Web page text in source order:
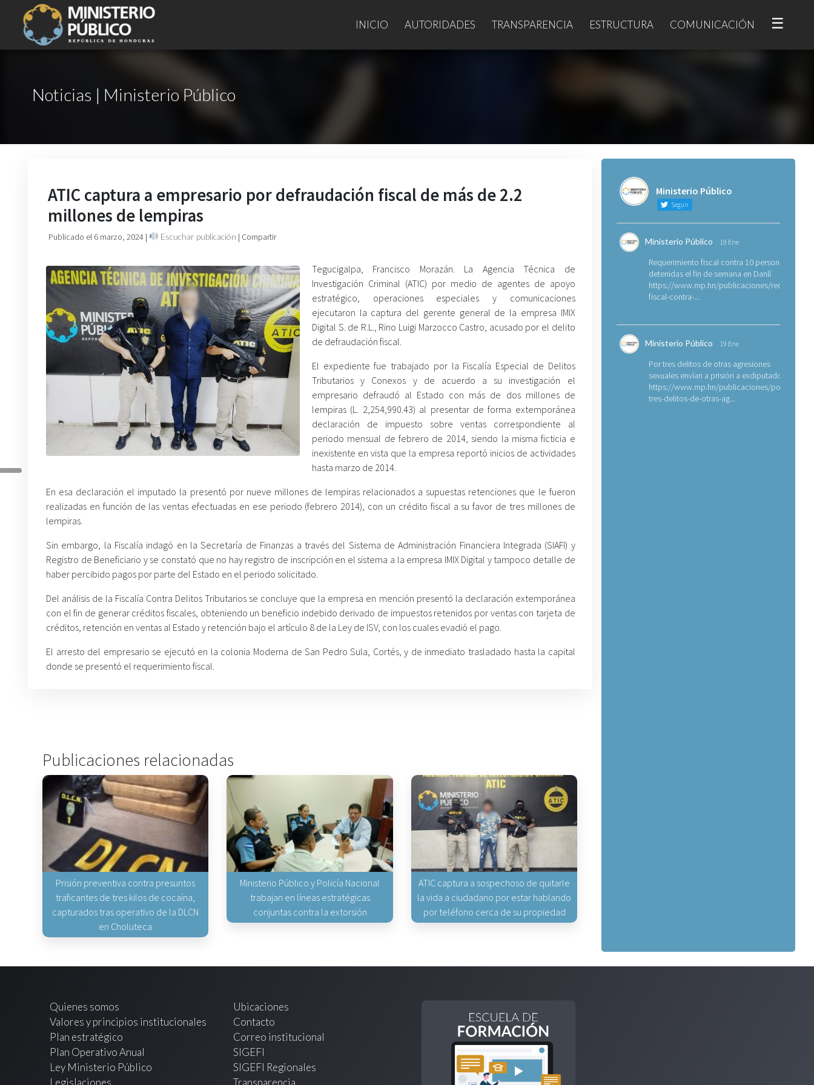
INICIO AUTORIDADES TRANSPARENCIA ESTRUCTURA COMUNICACIÓN ☰
Noticias | Ministerio Público
ATIC captura a empresario por defraudación fiscal de más de 2.2
millones de lempiras
Publicado el 6 marzo, 2024 | Escuchar publicación | Compartir
Tegucigalpa, Francisco Morazán. La Agencia Técnica de
Investigación Criminal (ATIC) por medio de agentes de apoyo
estratégico, operaciones especiales y comunicaciones
ejecutaron la captura del gerente general de la empresa IMIX
Digital S. de R.L., Rino Luigi Marzocco Castro, acusado por el delito
de defraudación fiscal.
El expediente fue trabajado por la Fiscalía Especial de Delitos
Tributarios y Conexos y de acuerdo a su investigación el
empresario defraudó al Estado con más de dos millones de
lempiras (L. 2,254,990.43) al presentar de forma extemporánea
declaración de impuesto sobre ventas correspondiente al
periodo mensual de febrero de 2014, siendo la misma ficticia e
inexistente en vista que la empresa reportó inicios de actividades
hasta marzo de 2014.
En esa declaración el imputado la presentó por nueve millones de lempiras relacionados a supuestas retenciones que le fueron
realizadas en función de las ventas efectuadas en ese periodo (febrero 2014), con un crédito fiscal a su favor de tres millones de
lempiras.
Sin embargo, la Fiscalía indagó en la Secretaría de Finanzas a través del Sistema de Administración Financiera Integrada (SIAFI) y
Registro de Beneficiario y se constató que no hay registro de inscripción en el sistema a la empresa IMIX Digital y tampoco detalle de
haber percibido pagos por parte del Estado en el periodo solicitado.
Del análisis de la Fiscalía Contra Delitos Tributarios se concluye que la empresa en mención presentó la declaración extemporánea
con el fin de generar créditos fiscales, obteniendo un beneficio indebido derivado de impuestos retenidos por ventas con tarjeta de
créditos, retención en ventas al Estado y retención bajo el artículo 8 de la Ley de ISV, con los cuales evadió el pago.
El arresto del empresario se ejecutó en la colonia Moderna de San Pedro Sula, Cortés, y de inmediato trasladado hasta la capital
donde se presentó el requerimiento fiscal.
Publicaciones relacionadas
Prisión preventiva contra presuntos
traficantes de tres kilos de cocaína,
capturados tras operativo de la DLCN
en Choluteca
Ministerio Público y Policía Nacional
trabajan en líneas estratégicas
conjuntas contra la extorsión
ATIC captura a sospechoso de quitarle
la vida a ciudadano por estar hablando
por teléfono cerca de su propiedad
Ministerio Público
Seguir
Ministerio Público 19 Ene
Requerimiento fiscal contra 10 personas
detenidas el fin de semana en Danlí
https://www.mp.hn/publicaciones/
fiscal-contra-...
Ministerio Público 19 Ene
Por tres delitos de otras agresiones
sexuales envían a prisión a exdiputado
https://www.mp.hn/publicaciones/por-
tres-delitos-de-otras-ag...
Quienes somos
Valores y principios institucionales
Plan estratégico
Plan Operativo Anual
Ley Ministerio Público
Legislaciones
Ubicaciones
Contacto
Correo institucional
SIGEFI
SIGEFI Regionales
Transparencia